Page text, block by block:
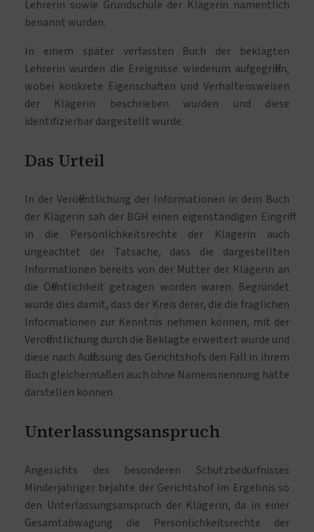
Lehrerin sowie Grundschule der Klägerin namentlich
benannt wurden.
In einem später verfassten Buch der beklagten
Lehrerin wurden die Ereignisse wiederum aufgegriffen,
wobei konkrete Eigenschaften und Verhaltensweisen
der Klägerin beschrieben wurden und diese
identifizierbar dargestellt wurde.
Das Urteil
In der Veröffentlichung der Informationen in dem Buch
der Klägerin sah der BGH einen eigenständigen Eingriff
in die Persönlichkeitsrechte der Klägerin auch
ungeachtet der Tatsache, dass die dargestellten
Informationen bereits von der Mutter der Klägerin an
die Öffentlichkeit getragen worden waren. Begründet
wurde dies damit, dass der Kreis derer, die die fraglichen
Informationen zur Kenntnis nehmen können, mit der
Veröffentlichung durch die Beklagte erweitert wurde und
diese nach Auffassung des Gerichtshofs den Fall in ihrem
Buch gleichermaßen auch ohne Namensnennung hätte
darstellen können.
Unterlassungsanspruch
Angesichts des besonderen Schutzbedürfnisses
Minderjähriger bejahte der Gerichtshof im Ergebnis so
den Unterlassungsanspruch der Klägerin, da in einer
Gesamtabwägung die Persönlichkeitsrechte der